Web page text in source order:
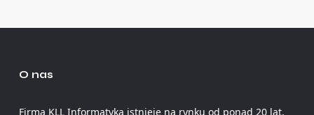
O nas
Firma KLL Informatyka istnieje na rynku od ponad 20 lat.